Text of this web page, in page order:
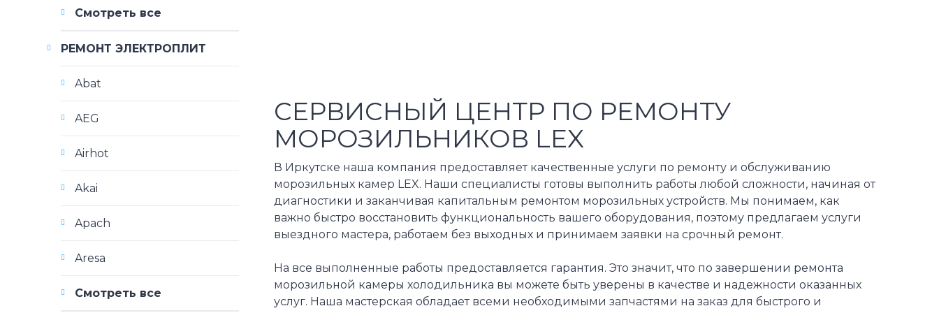
СЕРВИСНЫЙ ЦЕНТР ПО РЕМОНТУ
МОРОЗИЛЬНИКОВ LEX
В Иркутске наша компания предоставляет качественные услуги по ремонту и обслуживанию
морозильных камер LEX. Наши специалисты готовы выполнить работы любой сложности, начиная от
диагностики и заканчивая капитальным ремонтом морозильных устройств. Мы понимаем, как
важно быстро восстановить функциональность вашего оборудования, поэтому предлагаем услуги
выездного мастера, работаем без выходных и принимаем заявки на срочный ремонт.
На все выполненные работы предоставляется гарантия. Это значит, что по завершении ремонта
морозильной камеры холодильника вы можете быть уверены в качестве и надежности оказанных
услуг. Наша мастерская обладает всеми необходимыми запчастями на заказ для быстрого и
Смотреть все
РЕМОНТ ЭЛЕКТРОПЛИТ
Abat
AEG
Airhot
Akai
Apach
Aresa
Смотреть все